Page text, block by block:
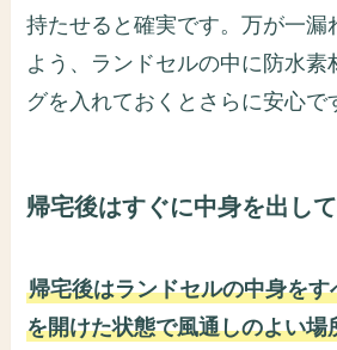
持たせると確実です。万が一漏
よう、ランドセルの中に防水素
グを入れておくとさらに安心で
帰宅後はすぐに中身を出し
帰宅後はランドセルの中身を
を開けた状態で風通しのよい場